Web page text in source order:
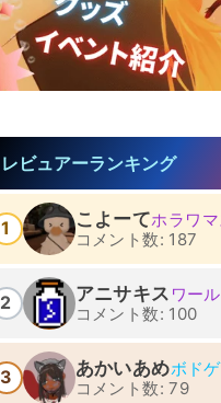
レビュアーランキング
1 こよーてホラワ
コメント数: 187
2 アニサキス ワー
コメント数: 100
3 あかいあめボド
コメント数: 79